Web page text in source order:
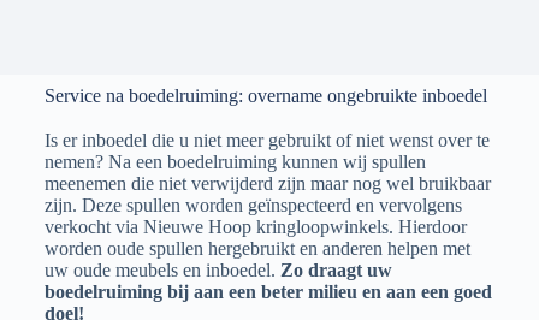
Service na boedelruiming: overname ongebruikte inboedel
Is er inboedel die u niet meer gebruikt of niet wenst over te
nemen? Na een boedelruiming kunnen wij spullen
meenemen die niet verwijderd zijn maar nog wel bruikbaar
zijn. Deze spullen worden geïnspecteerd en vervolgens
verkocht via Nieuwe Hoop kringloopwinkels. Hierdoor
worden oude spullen hergebruikt en anderen helpen met
uw oude meubels en inboedel. Zo draagt uw
boedelruiming bij aan een beter milieu en aan een goed
doel!